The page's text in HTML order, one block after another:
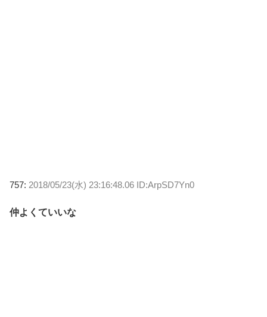
757: 2018/05/23(水) 23:16:48.06 ID:ArpSD7Yn0
仲よくていいな